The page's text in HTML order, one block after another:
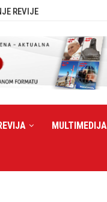
REVIJE
MULTIMEDIJA